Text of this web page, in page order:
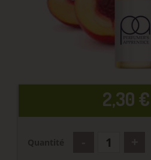
2,30 €